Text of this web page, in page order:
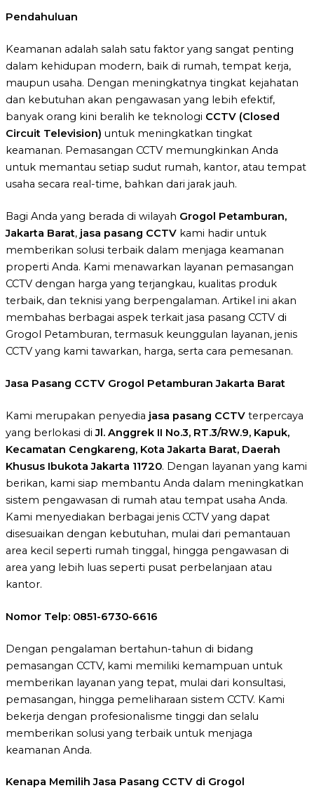
Pendahuluan
Keamanan adalah salah satu faktor yang sangat penting
dalam kehidupan modern, baik di rumah, tempat kerja,
maupun usaha. Dengan meningkatnya tingkat kejahatan
dan kebutuhan akan pengawasan yang lebih efektif,
banyak orang kini beralih ke teknologi CCTV (Closed
Circuit Television) untuk meningkatkan tingkat
keamanan. Pemasangan CCTV memungkinkan Anda
untuk memantau setiap sudut rumah, kantor, atau tempat
usaha secara real-time, bahkan dari jarak jauh.
Bagi Anda yang berada di wilayah Grogol Petamburan,
Jakarta Barat, jasa pasang CCTV kami hadir untuk
memberikan solusi terbaik dalam menjaga keamanan
properti Anda. Kami menawarkan layanan pemasangan
CCTV dengan harga yang terjangkau, kualitas produk
terbaik, dan teknisi yang berpengalaman. Artikel ini akan
membahas berbagai aspek terkait jasa pasang CCTV di
Grogol Petamburan, termasuk keunggulan layanan, jenis
CCTV yang kami tawarkan, harga, serta cara pemesanan.
Jasa Pasang CCTV Grogol Petamburan Jakarta Barat
Kami merupakan penyedia jasa pasang CCTV terpercaya
yang berlokasi diJl. Anggrek II No.3, RT.3/RW.9, Kapuk,
Kecamatan Cengkareng, Kota Jakarta Barat, Daerah
Khusus Ibukota Jakarta 11720. Dengan layanan yang kami
berikan, kami siap membantu Anda dalam meningkatkan
sistem pengawasan di rumah atau tempat usaha Anda.
Kami menyediakan berbagai jenis CCTV yang dapat
disesuaikan dengan kebutuhan, mulai dari pemantauan
area kecil seperti rumah tinggal, hingga pengawasan di
area yang lebih luas seperti pusat perbelanjaan atau
kantor.
Nomor Telp: 0851-6730-6616
Dengan pengalaman bertahun-tahun di bidang
pemasangan CCTV, kami memiliki kemampuan untuk
memberikan layanan yang tepat, mulai dari konsultasi,
pemasangan, hingga pemeliharaan sistem CCTV. Kami
bekerja dengan profesionalisme tinggi dan selalu
memberikan solusi yang terbaik untuk menjaga
keamanan Anda.
Kenapa Memilih Jasa Pasang CCTV di Grogol